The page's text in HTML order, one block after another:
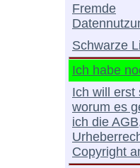
Fremde
Schwarze
Ich habe
Ich will erst
worum es
ich die
Copyright